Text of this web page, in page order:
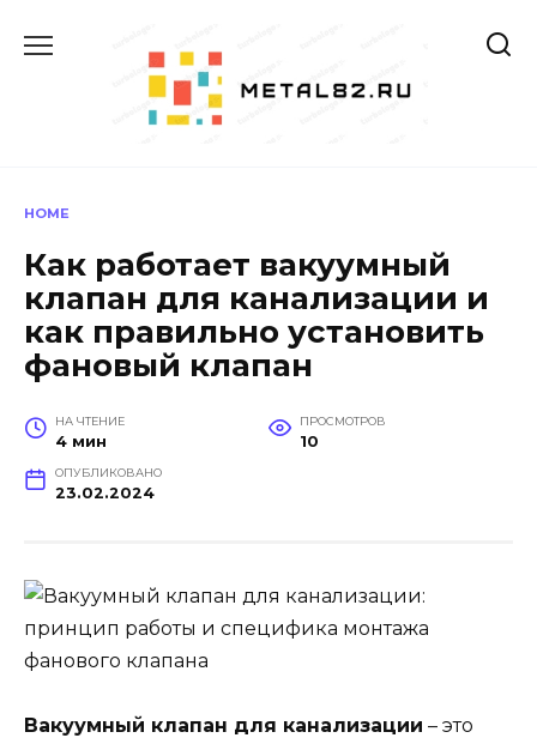
HOME
Как работает вакуумный
клапан для канализации и
как правильно установить
фановый клапан
НА ЧТЕНИЕ
4 мин
ПРОСМОТРОВ
10
ОПУБЛИКОВАНО
23.02.2024
Вакуумный клапан для канализации – это